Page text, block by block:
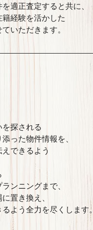
適正査定すると共に、
経験を活かした
いただきます。
探される
った物件情報を、
できるよう
ンニングまで、
置き換え、
よう全力を尽くします。